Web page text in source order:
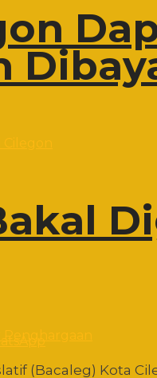
(Bacaleg) Kota